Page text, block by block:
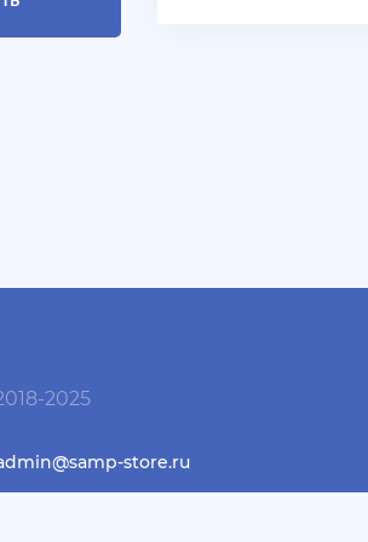
БЛЕК
ЛВЛ TG
в 19:10
2025
store.ru